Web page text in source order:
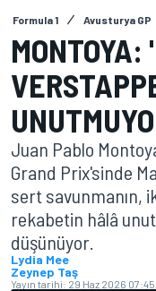
Formula 1 Avusturya GP
MONTOYA:
Juan Pablo
Grand Prix'sinde
sert savunmanın,
rekabetin hâlâ
düşünüyor.
Lydia Mee
Zeynep Taş
Yayın tarihi: 29 Haz 2026 07:45